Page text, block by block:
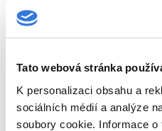
Tato webová stránka
K personalizaci obsahu a
sociálních médií a analýze
soubory cookie. Informace